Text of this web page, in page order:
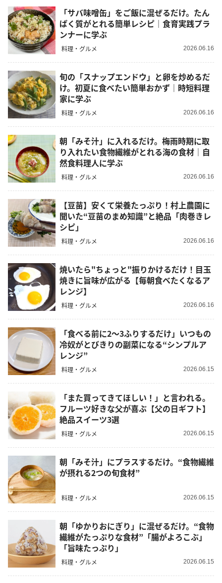
「サバ味噌缶」をご飯に混ぜるだけ。たん
ぱく質がとれる簡単レシピ｜食育実践プラ
ンナーに学ぶ
料理・グルメ 2026.06.16
旬の「スナップエンドウ」と卵を炒めるだ
け。初夏に食べたい簡単おかず｜時短料理
家に学ぶ
料理・グルメ 2026.06.16
朝「みそ汁」に入れるだけ。梅雨時期に取
り入れたい食物繊維がとれる海の食材｜自
然食料理人に学ぶ
料理・グルメ 2026.06.16
【豆苗】安くて栄養たっぷり！村上農園に
聞いた“豆苗のまめ知識”と絶品「肉巻きレ
シピ」
料理・グルメ 2026.06.16
焼いたら"ちょっと"振りかけるだけ！目玉
焼きに旨味が広がる【毎朝食べたくなるア
レンジ】
料理・グルメ 2026.06.16
「食べる前に2～3ふりするだけ」いつもの
冷奴がとびきりの副菜になる“シンプルア
レンジ”
料理・グルメ 2026.06.15
「また買ってきてほしい！」と言われる。
フルーツ好きな父が喜ぶ【父の日ギフト】
絶品スイーツ3選
料理・グルメ 2026.06.15
朝「みそ汁」にプラスするだけ。“食物繊維
が摂れる2つの旬食材”
料理・グルメ 2026.06.15
朝「ゆかりおにぎり」に混ぜるだけ。“食物
繊維がたっぷりな食材”「腸がよろこぶ」
「旨味たっぷり」
料理・グルメ 2026.06.15